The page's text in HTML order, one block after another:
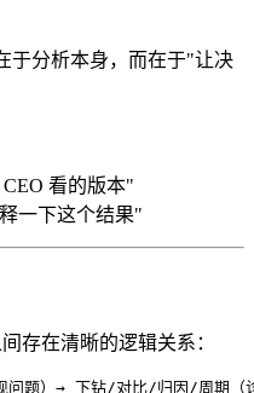
于分析本身，而在于"让决
看的版本"
一下这个结果"
存在清晰的逻辑关系：
问题）→ 下钻/对比/归因/周期（